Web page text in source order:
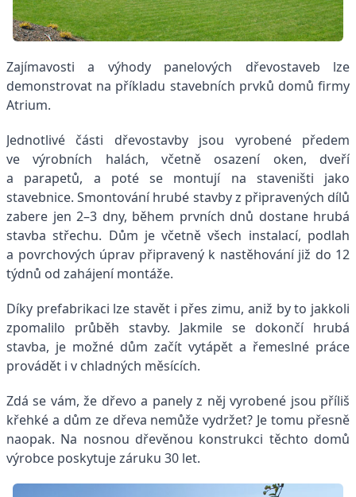
Zajímavosti a výhody panelových dřevostaveb lze
demonstrovat na příkladu stavebních prvků domů firmy
Atrium.
Jednotlivé části dřevostavby jsou vyrobené předem
ve výrobních halách, včetně osazení oken, dveří
a parapetů, a poté se montují na staveništi jako
stavebnice. Smontování hrubé stavby z připravených dílů
zabere jen 2–3 dny, během prvních dnů dostane hrubá
stavba střechu. Dům je včetně všech instalací, podlah
a povrchových úprav připravený k nastěhování již do 12
týdnů od zahájení montáže.
Díky prefabrikaci lze stavět i přes zimu, aniž by to jakkoli
zpomalilo průběh stavby. Jakmile se dokončí hrubá
stavba, je možné dům začít vytápět a řemeslné práce
provádět i v chladných měsících.
Zdá se vám, že dřevo a panely z něj vyrobené jsou příliš
křehké a dům ze dřeva nemůže vydržet? Je tomu přesně
naopak. Na nosnou dřevěnou konstrukci těchto domů
výrobce poskytuje záruku 30 let.